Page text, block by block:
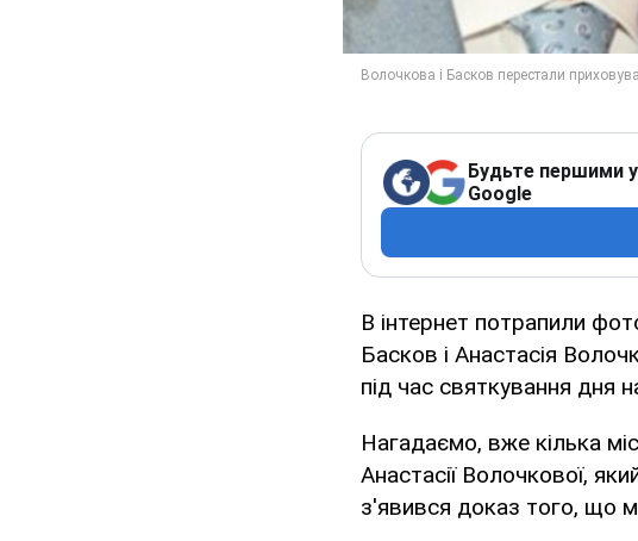
Будьте першими у
Google
В інтернет потрапили
Басков і Анастасія
під час святкування дня
Нагадаємо, вже кілька
Анастасії Волочкової,
з'явився доказ того, що